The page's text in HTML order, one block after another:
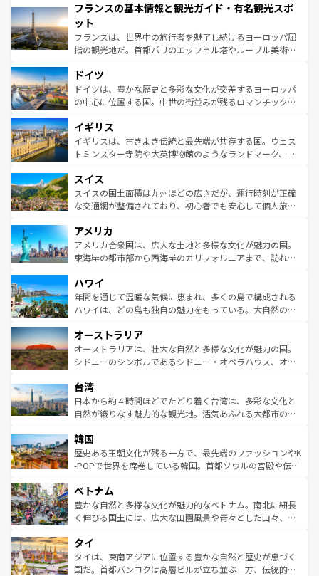
ませてくれるイタリアで、忘れられない旅をしてみよう！
なお、新着のイタリア情報は
しい。
文化が根付くこの国では、情熱的なフラメンコ、熱気あふ
れる闘牛、そして美味しいタパスが生活の一部となってい
る。首都マドリードの洗練された雰囲気や、バルセロナの
アートに溢れた街角から、地方では古代ローマ遺跡や中世
せる。地方によって風土や気候が異なるスペインはその個
性で訪れる人を魅了する。 なお、新着のスペイン情報は コ
ンテンツ一覧を参照してほしい。
フランスの基本情報と観光ガイド・有名観光スポ
ット
フランスは、世界中の旅行者を魅了し続けるヨーロッパ屈
指の観光地だ。首都パリのエッフェル塔やルーブル美術館
で、幅広い魅力が詰まっている。華麗な宮殿、歴史的な大
聖堂、美しいビーチ、そして豊かな自然が、訪れる者を心
から魅了する。また、フランスは美食の国としても知ら
いる。シャンパンの発祥地であるランス、プロヴァンスの
香り高いラベンダー畑など、多彩な楽しみ方が可能だ。さ
らに、パリ以外の地域にも魅力が溢れており、どの街角に
れる地方に足を運ぶとそれぞれで全く異なる文化を体験で
きるだろう。 なお、新着のフランス情報はコンテンツ一覧
を参照してほしい。
ドイツ
ドイツは、豊かな歴史と多彩な文化が交差するヨーロッパ
の中心に位置する国。中世の街並みが残るロマンチック街
顔を持つこの国は、どこを歩いても飽きることがない。ベ
ルリンの文化的活気、バイエルン州のアルプスの絶景、そ
してライン川沿いのワイン畑といった風景は必見。ビール
は、お酒好きな人にはぜひ体験してほしい。 なお、新着の
ドイツ情報はコンテンツ一覧を参照してほしい。
イギリス
イギリスは、古きよき伝統と最先端が共存する国。ウェス
トミンスター寺院や大英博物館のようなランドマーク、歴
リアごとに異なる魅力がある。また、優雅なアフタヌーン
ティー、ビール好きにはたまらない英国パブ、サッカー観
戦など、本場だからこそできる体験も豊富。イギリスを旅
ンツ一覧を参照してほしい。
スイス
スイスの国土面積は九州ほどの広さだが、運行時刻が正確
な交通網が整備されており、初心者でも安心して個人旅行
の建物がそのまま残る町や、スイスならではのユニークな
博物館もあり、アルプス観光だけでなく町歩きも満喫する
ことができる。国民の所得が高いため物価も高いが、旅行
ば市内交通費無料で観光を楽しむこともできる。 なお、新
着のスイス情報はコンテンツ一覧 を参照してほしい。
アメリカ
アメリカ合衆国は、広大な土地と多様な文化が魅力の国。
東海岸の都市部から西海岸のカリフォルニアまで、訪れる
のような巨大都市は、観光、ショッピング、エンターテイ
ンメントが詰まった刺激的なスポットだ。一方、アメリカ
西部には大自然が広がり、グランドキャニオンやイエロー
部のニューオーリンズでは、音楽と美食が融合した独特の
文化が魅力。旅行者はアメリカの各地域で異なる魅力を楽
しみながら、その多様性と豊かな歴史を感じることができ
ならではの贅沢な旅のスタイルだ。 なお、新着のアメリカ
情報はコンテンツ一覧を参照してほしい。
ハワイ
年間を通じて温暖な気候に恵まれ、多くの島で構成される
ハワイは、どの島も独自の魅力をもっている。大自然の神
ワイ島は見逃せない。また、定番の観光地といえばオアフ
島だが、静かな自然を求めるならマウイ島やカウアイ島が
おすすめ。エメラルドグリーンに輝く海をはじめ、豊かな
れるおもてなしの心で訪れる人々を迎えてくれるハワイの
人々、おいしいローカルフードやハワイアンミュージッ
ク、伝統的なフラダンスなど、すべてがハワイの魅力を彩
ワイを、存分に味わってほしい。 なお、新着のハワイ情報
はコンテンツ一覧を参照してほしい。
オーストラリア
オーストラリアは、壮大な自然と多様な文化が魅力の国。
シドニーのシンボルであるシドニー・オペラハウス、オー
リアリーフや大陸中央部にそびえるウルル（エアーズロッ
ク）、タスマニアの美しい原生林やケアンズの熱帯雨林な
ど、見どころがたくさん。また、カフェやワイン、オージ
いる。アクティビティも充実しており、サーフィンやダイ
ビング、ハイキングなど、アウトドア好きにはたまらな
い。オーストラリアの多彩な魅力を存分に味わいつくそ
参照してほしい。
台湾
日本から約４時間ほどでたどり着く台湾は、多彩な文化と
自然が織りなす魅力的な観光地。活気あふれる大都市の台
ン）、静ひつな山岳地帯である台湾東部など、都市の喧騒
と山間の静けさが共存しており、訪れる人に新しい発見と
驚きをもたらしてくれる。また、奥深い台湾の食文化も魅
容にもいいと評判のスイーツなど、バラエティ豊かな料理
が味わえる。 なお、新着の台湾情報は コンテンツ一覧を参
照してほしい。
韓国
歴史ある王朝文化が残る一方で、最先端のファッションやK
-POPで世界を席巻している韓国。首都ソウルの宮殿や伝統
き、地方に足を延ばせば四季折々の自然美を楽しむことが
できる。そして、キムチや焼肉、絶品のストリートフード
まで、さまざまな韓国料理が待っている。夜には、韓国な
リティに包まれながら、韓国の多彩な魅力を心ゆくまで味
わってみてほしい。 なお、新着の韓国情報はコンテンツ一
覧を参照してほしい。
ベトナム
豊かな自然と多様な文化が魅力的なベトナム。南北に細長
く伸びる国土には、広大な田園風景や青々とした山々、世
急速な発展と共に伝統が息づく。ハノイの古い町並みやホ
ーチミン市のフランス統治時代の建物も、独特の雰囲気を
醸し出している。また、バラエティの豊かさとおいしさで
タイ
タイは、東南アジアに位置する豊かな自然と歴史が息づく
国だ。首都バンコクは高層ビルが立ち並ぶ一方、伝統的な